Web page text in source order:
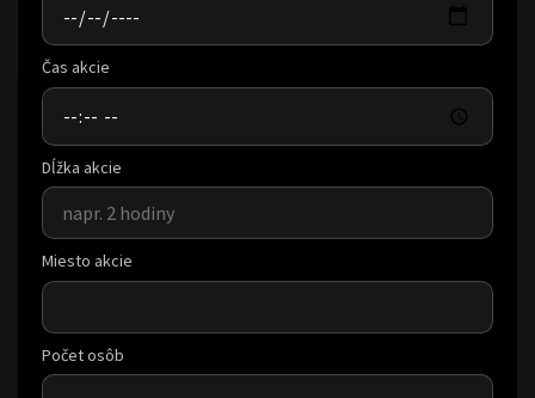
Čas akcie
Dĺžka akcie
Miesto akcie
Počet osôb